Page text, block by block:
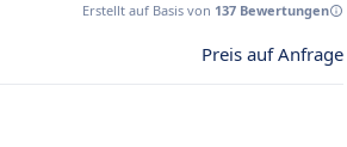
Erstellt auf Basis von 137 Bewertungen
Preis auf Anfrage